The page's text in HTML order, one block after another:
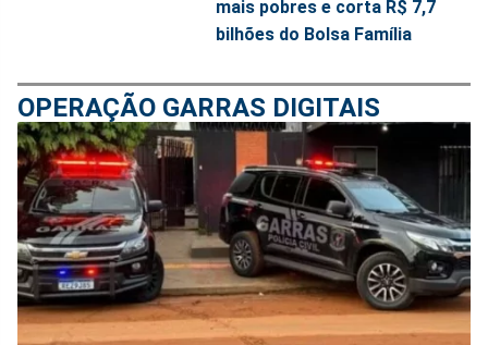
mais pobres e corta R$ 7,7
bilhões do Bolsa Família
OPERAÇÃO GARRAS DIGITAIS